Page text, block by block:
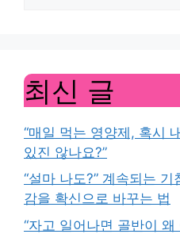
최신 글
“매일 먹는 영양제, 혹시
있진 않나요?”
“설마 나도?” 계속되는
감을 확신으로 바꾸는 법
“자고 일어나면 골반이